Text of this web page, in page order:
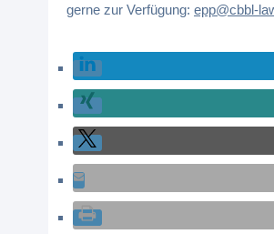
gerne zur Verfügung: epp@cbbl-